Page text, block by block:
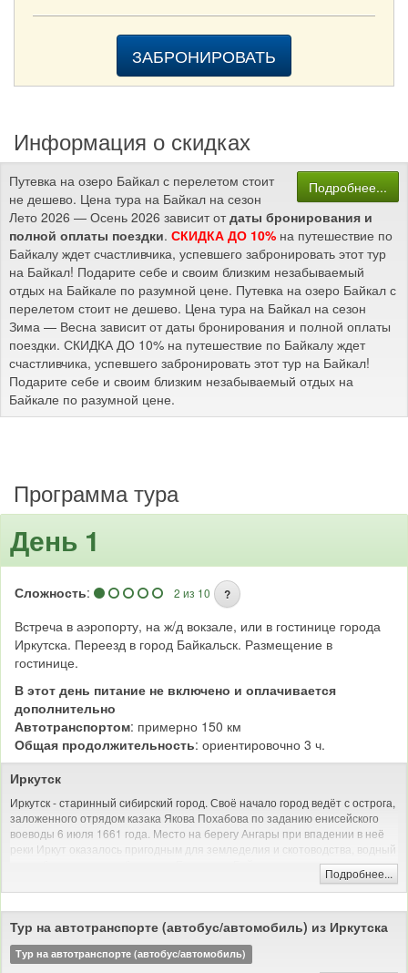
ЗАБРОНИРОВАТЬ
Информация о скидках
Подробнее...
Путевка на озеро Байкал с перелетом стоит
не дешево. Цена тура на Байкал на сезон
Лето 2026 — Осень 2026 зависит отдаты бронирования и
полной оплаты поездки. СКИДКА ДО 10% на путешествие по
Байкалу ждет счастливчика, успевшего забронировать этот тур
на Байкал! Подарите себе и своим близким незабываемый
отдых на Байкале по разумной цене. Путевка на озеро Байкал с
перелетом стоит не дешево. Цена тура на Байкал на сезон
Зима — Весна зависит от даты бронирования и полной оплаты
поездки. СКИДКА ДО 10% на путешествие по Байкалу ждет
счастливчика, успевшего забронировать этот тур на Байкал!
Подарите себе и своим близким незабываемый отдых на
Байкале по разумной цене.
Программа тура
День 1
Сложность: 2 из 10 ?
Встреча в аэропорту, на ж/д вокзале, или в гостинице города
Иркутска. Переезд в город Байкальск. Размещение в
гостинице.
В этот день питание не включено и оплачивается
дополнительно
Автотранспортом: примерно 150 км
Общая продолжительность: ориентировочно 3 ч.
Иркутск
Иркутск - старинный сибирский город. Своё начало город ведёт с острога,
заложенного отрядом казака Якова Похабова по заданию енисейского
воеводы 6 июля 1661 года. Место на берегу Ангары при впадении в неё
реки Иркут оказалось пригодным для земледелия и скотоводства, водный
В день закладки острога Похабов докладывал: «Тут место самое лучшее,
— все близко; а опроче того места острогу ставить негде: места степные и
неугожие».
До Октябрьской революции Иркутск был купеческим городом, долгое
Подробнее...
Тур на автотранспорте (автобус/автомобиль) из Иркутска
Тур на автотранспорте (автобус/автомобиль)